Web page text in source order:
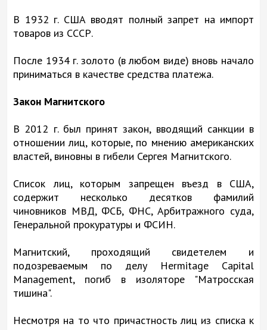
В 1932 г. США вводят полный запрет на импорт
товаров из СССР.
После 1934 г. золото (в любом виде) вновь начало
приниматься в качестве средства платежа.
Закон Магнитского
В 2012 г. был принят закон, вводящий санкции в
отношении лиц, которые, по мнению американских
властей, виновны в гибели Сергея Магнитского.
Список лиц, которым запрещен въезд в США,
содержит несколько десятков фамилий
чиновников МВД, ФСБ, ФНС, Арбитражного суда,
Генеральной прокуратуры и ФСИН.
Магнитский, проходящий свидетелем и
подозреваемым по делу Hermitage Capital
Management, погиб в изоляторе "Матросская
тишина".
Несмотря на то что причастность лиц из списка к